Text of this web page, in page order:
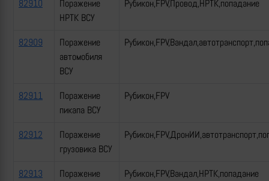
82910
Поражение
НРТК ВСУ
Рубикон,FPV,Провод,НРТК,попадание
82909
Поражение
автомобиля
ВСУ
82911
Поражение
пикапа ВСУ
Рубикон,FPV
82912
Поражение
грузовика ВСУ
82913
Поражение
Рубикон,FPV,Вандал,НРТК,попадание